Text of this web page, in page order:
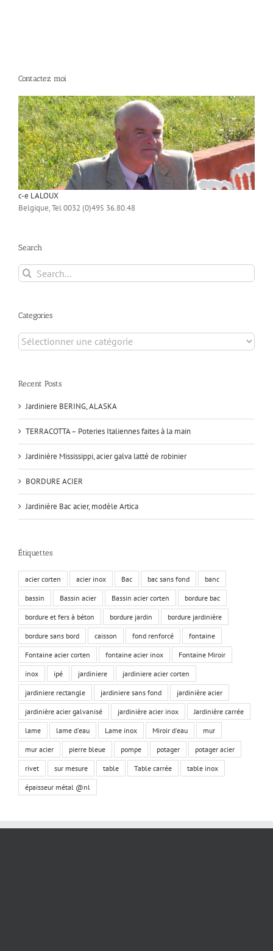
Contactez moi
c-e LALOUX
Belgique, Tel 0032 (0)495 36.80.48
Search
Search
for:
Categories
Categories
Recent Posts
Jardiniere BERING, ALASKA
TERRACOTTA – Poteries Italiennes faites à la main
Jardinière Mississippi, acier galva latté de robinier
BORDURE ACIER
Jardinière Bac acier, modèle Artica
Étiquettes
acier corten acier inox Bac bac sans fond banc
bassin Bassin acier Bassin acier corten bordure bac
bordure et fers à béton bordure jardin bordure jardinière
bordure sans bord caisson fond renforcé fontaine
Fontaine acier corten fontaine acier inox Fontaine Miroir
inox ipé jardiniere jardiniere acier corten
jardiniere rectangle jardiniere sans fond jardinière acier
jardinière acier galvanisé jardinière acier inox Jardinière carrée
lame lame d'eau Lame inox Miroir d'eau mur
mur acier pierre bleue pompe potager potager acier
rivet sur mesure table Table carrée table inox
épaisseur métal @nl